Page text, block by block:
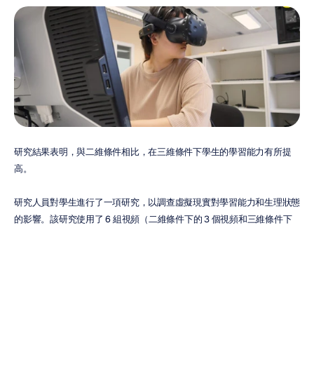
研究結果表明，與二維條件相比，在三維條件下學生的學習能力有所提
高。
研究人員對學生進行了一項研究，以調查虛擬現實對學習能力和生理狀態
的影響。該研究使用了 6 組視頻（二維條件下的 3 個視頻和三維條件下